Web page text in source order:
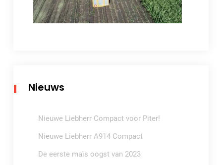
Nieuws
Nieuwe Liebherr Compact voor Piter!
Nieuwe Liebherr A914 Compact
De eerste maïs oogst van 2023